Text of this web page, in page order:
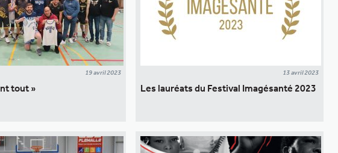
19 avril 2023
tout »
13 avril 2023
Les lauréats du Festival Imagésanté 2023